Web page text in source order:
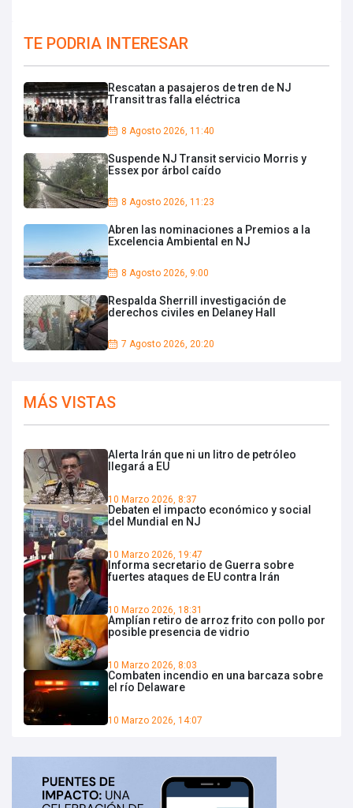
TE PODRIA INTERESAR
Rescatan a pasajeros de tren de NJ
Transit tras falla eléctrica
8 Agosto 2026, 11:40
Suspende NJ Transit servicio Morris y
Essex por árbol caído
8 Agosto 2026, 11:23
Abren las nominaciones a Premios a la
Excelencia Ambiental en NJ
8 Agosto 2026, 9:00
Respalda Sherrill investigación de
derechos civiles en Delaney Hall
7 Agosto 2026, 20:20
MÁS VISTAS
Alerta Irán que ni un litro de petróleo
llegará a EU
10 Marzo 2026, 8:37
Debaten el impacto económico y social
del Mundial en NJ
10 Marzo 2026, 19:47
Informa secretario de Guerra sobre
fuertes ataques de EU contra Irán
10 Marzo 2026, 18:31
Amplían retiro de arroz frito con pollo por
posible presencia de vidrio
10 Marzo 2026, 8:03
Combaten incendio en una barcaza sobre
el río Delaware
10 Marzo 2026, 14:07